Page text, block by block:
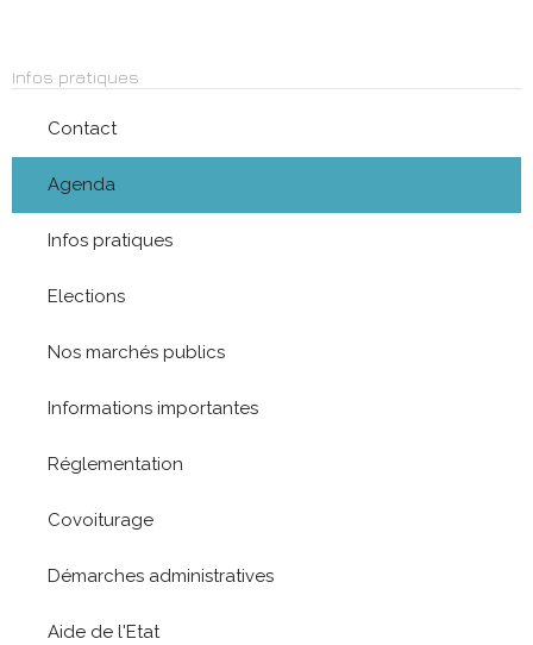
Infos pratiques
Contact
Agenda
Infos pratiques
Elections
Nos marchés publics
Informations importantes
Réglementation
Covoiturage
Démarches administratives
Aide de l'Etat